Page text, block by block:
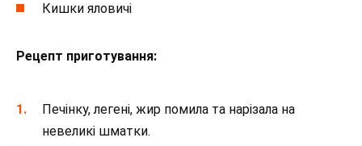
Кишки яловичі
Рецепт приготування:
Печінку, легені, жир помила та нарізала на
невеликі шматки.